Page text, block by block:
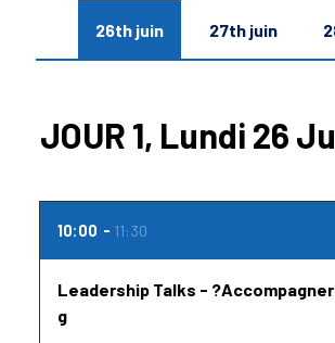
26th juin 27th juin
JOUR 1, Lundi 26
10:00 11:30
Leadership Talks -
g